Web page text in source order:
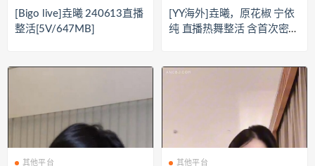
[Bigo live]垚曦 240613直播
整活[5V/647MB]
[YY海外]垚曦，原花椒 宁依
纯 直播热舞整活 含首次密码
其他平台 其他平台